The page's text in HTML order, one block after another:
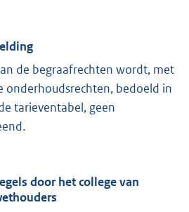
de begraafrechten wordt, met
onderhoudsrechten, bedoeld in
tarieventabel, geen
door het college van